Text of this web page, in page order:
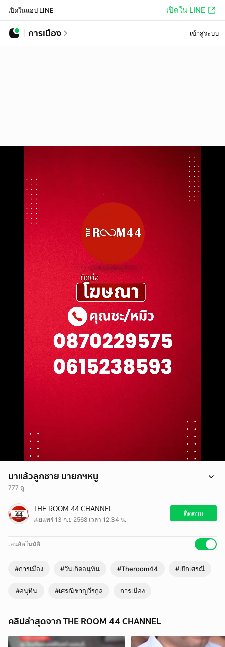
เปิดในแอป LINE เปิดใน LINE
การเมือง เข้าสู่ระบบ
มาแล้วลูกชาย นายกฯหนู
777 ดู
มาแล้วลูกชาย นายกฯหนู
#เศรณีชาญวีรกูล #อนุทิน #เป๊กเศรณี #วันเกิดอนุทิน #Theroom44
THE ROOM 44 CHANNEL
เผยแพร่ 13 ก.ย 2568 เวลา 12.34 น.
ติดตาม
เล่นอัตโนมัติ
#การเมือง #วันเกิดอนุทิน #Theroom44 #เป๊กเศรณี
#อนุทิน #เศรณีชาญวีรกูล การเมือง
คลิปล่าสุดจาก THE ROOM 44 CHANNEL